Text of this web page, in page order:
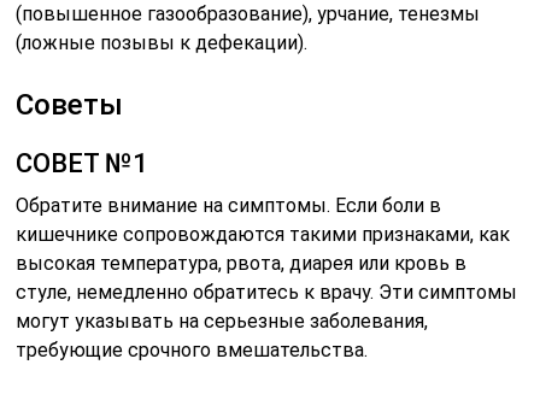
(повышенное газообразование), урчание, тенезмы
(ложные позывы к дефекации).
Советы
СОВЕТ №1
Обратите внимание на симптомы. Если боли в
кишечнике сопровождаются такими признаками, как
высокая температура, рвота, диарея или кровь в
стуле, немедленно обратитесь к врачу. Эти симптомы
могут указывать на серьезные заболевания,
требующие срочного вмешательства.